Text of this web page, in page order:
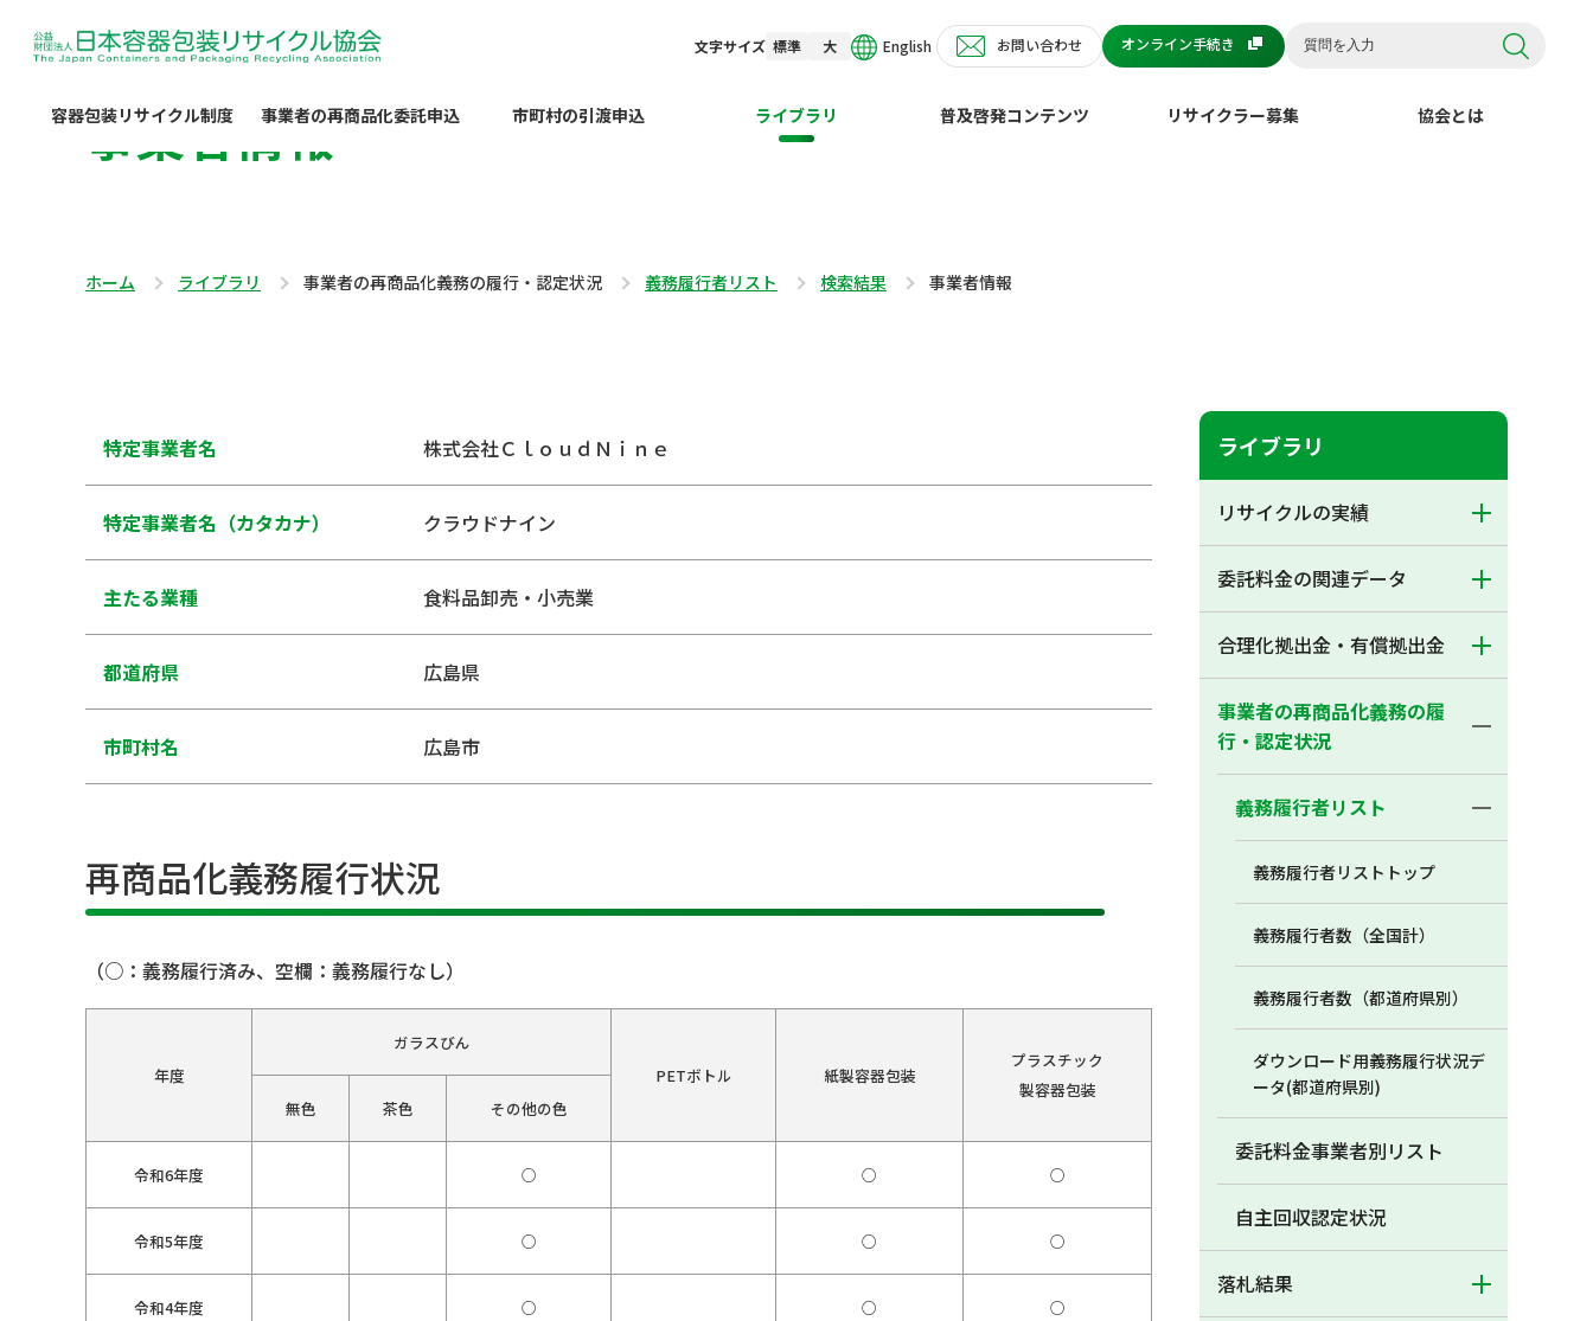
文字サイズ 標準 大 English お問い合わせ オンライン手続き
容器包装リサイクル制度 事業者の再商品化委託申込 市町村の引渡申込 ライブラリ 普及啓発コンテンツ リサイクラー募集 協会とは
事業者情報
ホーム ライブラリ 事業者の再商品化義務の履行・認定状況 義務履行者リスト 検索結果 事業者情報
特定事業者名 株式会社ＣｌｏｕｄＮｉｎｅ
特定事業者名（カタカナ） クラウドナイン
主たる業種 食料品卸売・小売業
都道府県 広島県
市町村名 広島市
再商品化義務履行状況
（○：義務履行済み、空欄：義務履行なし）
年度
ガラスびん
PETボトル
紙製容器包装
プラスチック
製容器包装
無色
茶色 その他の色
令和6年度 ○ ○ ○
令和5年度 ○ ○ ○
令和4年度 ○ ○ ○
ライブラリ
リサイクルの実績
委託料金の関連データ
合理化拠出金・有償拠出金
事業者の再商品化義務の履
行・認定状況
義務履行者リスト
義務履行者リストトップ
義務履行者数（全国計）
義務履行者数（都道府県別）
ダウンロード用義務履行状況デ
ータ(都道府県別)
委託料金事業者別リスト
自主回収認定状況
落札結果